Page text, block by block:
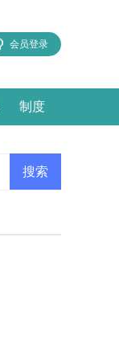
会员登录
制度